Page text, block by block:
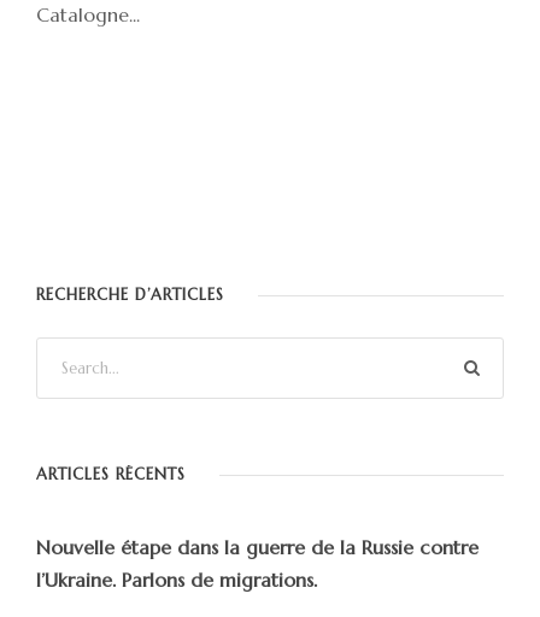
Catalogne...
RECHERCHE D’ARTICLES
ARTICLES RÉCENTS
Nouvelle étape dans la guerre de la Russie contre
l’Ukraine. Parlons de migrations.